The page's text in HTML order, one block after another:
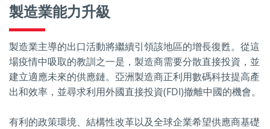
製造業能力升級
製造業主導的出口活動將繼續引領該地區的增長復甦。從這
場疫情中吸取的教訓之一是，製造商需要分散直接投資，並
建立適應未來的供應鏈。亞洲製造商正利用數碼科技提高產
出和效率，並尋求利用外國直接投資(FDI)撤離中國的機會。
有利的政策環境、結構性改革以及全球企業希望供應商基礎